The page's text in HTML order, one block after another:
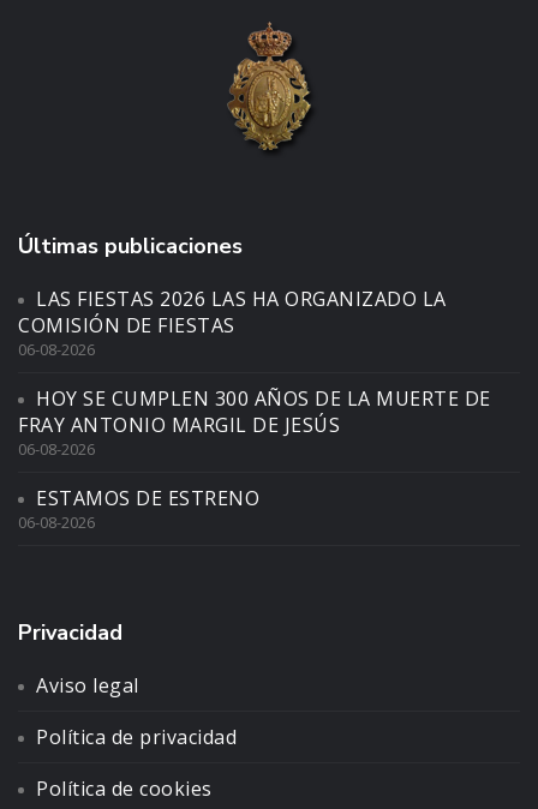
Últimas publicaciones
LAS FIESTAS 2026 LAS HA ORGANIZADO LA
COMISIÓN DE FIESTAS
06-08-2026
HOY SE CUMPLEN 300 AÑOS DE LA MUERTE DE
FRAY ANTONIO MARGIL DE JESÚS
06-08-2026
ESTAMOS DE ESTRENO
06-08-2026
Privacidad
Aviso legal
Política de privacidad
Política de cookies